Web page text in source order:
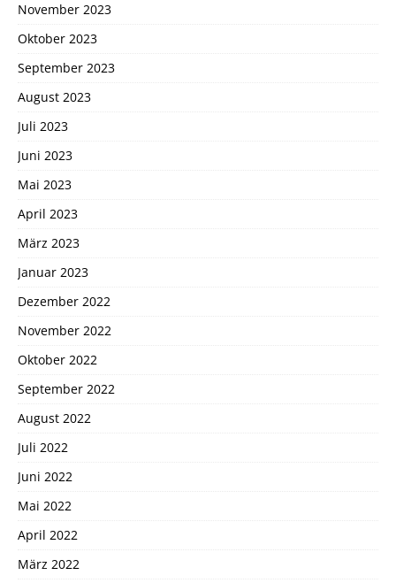
November 2023
Oktober 2023
September 2023
August 2023
Juli 2023
Juni 2023
Mai 2023
April 2023
März 2023
Januar 2023
Dezember 2022
November 2022
Oktober 2022
September 2022
August 2022
Juli 2022
Juni 2022
Mai 2022
April 2022
März 2022